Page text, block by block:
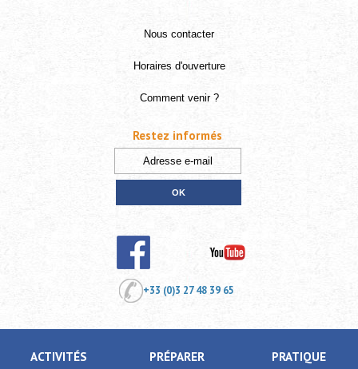
Nous contacter
Horaires d'ouverture
Comment venir ?
+33 (0)3 27 48 39 65
ACTIVITÉS PRÉPARER PRATIQUE
Restez informés